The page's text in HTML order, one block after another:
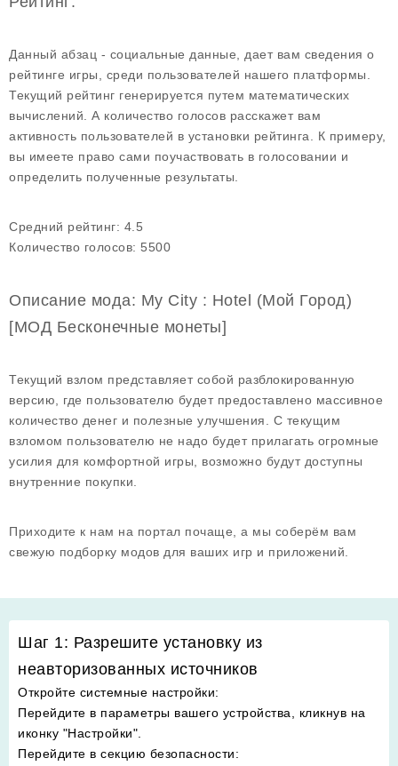
Данный абзац - социальные данные, дает вам сведения о
рейтинге игры, среди пользователей нашего платформы.
Текущий рейтинг генерируется путем математических
вычислений. А количество голосов расскажет вам
активность пользователей в установки рейтинга. К примеру,
вы имеете право сами поучаствовать в голосовании и
определить полученные результаты.
Средний рейтинг: 4.5
Количество голосов: 5500
Описание мода: My City : Hotel (Мой Город)
[МОД Бесконечные монеты]
Текущий взлом представляет собой разблокированную
версию, где пользователю будет предоставлено массивное
количество денег и полезные улучшения. С текущим
взломом пользователю не надо будет прилагать огромные
усилия для комфортной игры, возможно будут доступны
внутренние покупки.
Приходите к нам на портал почаще, а мы соберём вам
свежую подборку модов для ваших игр и приложений.
Шаг 1: Разрешите установку из
неавторизованных источников
Откройте системные настройки:
Перейдите в параметры вашего устройства, кликнув на
иконку "Настройки".
Перейдите в секцию безопасности: